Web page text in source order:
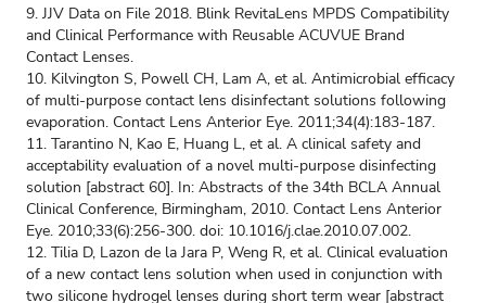
9. JJV Data on File 2018. Blink RevitaLens MPDS Compatibility
and Clinical Performance with Reusable ACUVUE Brand
Contact Lenses.
10. Kilvington S, Powell CH, Lam A, et al. Antimicrobial efficacy
of multi-purpose contact lens disinfectant solutions following
evaporation. Contact Lens Anterior Eye. 2011;34(4):183-187.
11. Tarantino N, Kao E, Huang L, et al. A clinical safety and
acceptability evaluation of a novel multi-purpose disinfecting
solution [abstract 60]. In: Abstracts of the 34th BCLA Annual
Clinical Conference, Birmingham, 2010. Contact Lens Anterior
Eye. 2010;33(6):256-300. doi: 10.1016/j.clae.2010.07.002.
12. Tilia D, Lazon de la Jara P, Weng R, et al. Clinical evaluation
of a new contact lens solution when used in conjunction with
two silicone hydrogel lenses during short term wear [abstract